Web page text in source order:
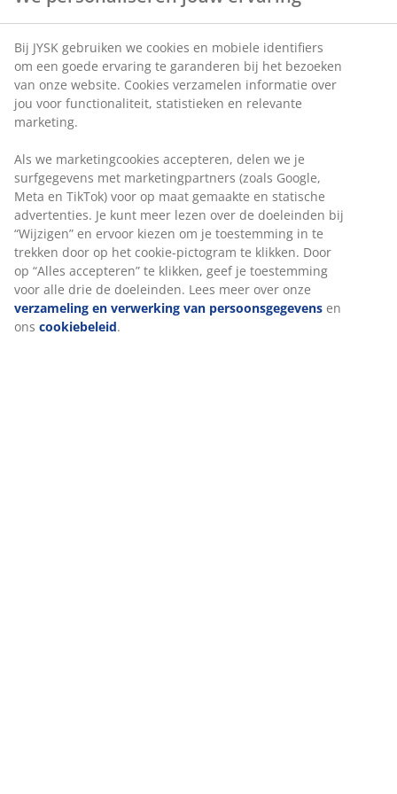
Bij JYSK gebruiken we cookies en mobiele identifiers
om een goede ervaring te garanderen bij het bezoeken
van onze website. Cookies verzamelen informatie over
jou voor functionaliteit, statistieken en relevante
marketing.
Als we marketingcookies accepteren, delen we je
surfgegevens met marketingpartners (zoals Google,
Meta en TikTok) voor op maat gemaakte en statische
advertenties. Je kunt meer lezen over de doeleinden bij
“Wijzigen” en ervoor kiezen om je toestemming in te
trekken door op het cookie-pictogram te klikken. Door
op “Alles accepteren” te klikken, geef je toestemming
voor alle drie de doeleinden. Lees meer over onze
verzameling en verwerking van persoonsgegevens en
ons cookiebeleid.